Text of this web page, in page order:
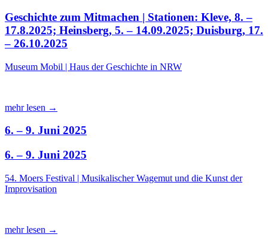
Geschichte zum Mitmachen | Stationen: Kleve, 8. –
17.8.2025; Heinsberg, 5. – 14.09.2025; Duisburg, 17.
– 26.10.2025
Museum Mobil | Haus der Geschichte in NRW
mehr lesen →
6. – 9. Juni 2025
6. – 9. Juni 2025
54. Moers Festival | Musikalischer Wagemut und die Kunst der
Improvisation
mehr lesen →